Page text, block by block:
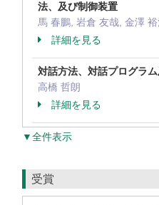
法、及び制御装置
馬 春鵬, 岩倉 友哉, 金澤
詳細を見る
対話方法、対話プログラ
高橋 哲朗
詳細を見る
▼全件表示
受賞